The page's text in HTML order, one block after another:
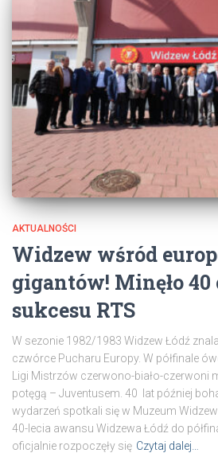
AKTUALNOŚCI
Widzew wśród
gigantów! Minęło
sukcesu RTS
W sezonie 1982/1983 Widzew Łódź
czwórce Pucharu Europy. W półfinale
Ligi Mistrzów czerwono-biało-czerwoni
potęgą – Juventusem. 40 lat później
wydarzeń spotkali się w Muzeum
40-lecia awansu Widzewa Łódź do
oficjalnie rozpoczęły się Czytaj dalej…